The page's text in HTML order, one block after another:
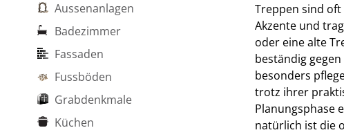
Aussenanlagen
Badezimmer
Fassaden
Fussböden
Grabdenkmale
Küchen
Treppen sind
Akzente und
oder eine alte
beständig
besonders
trotz ihrer
Planungsphase
natürlich ist die